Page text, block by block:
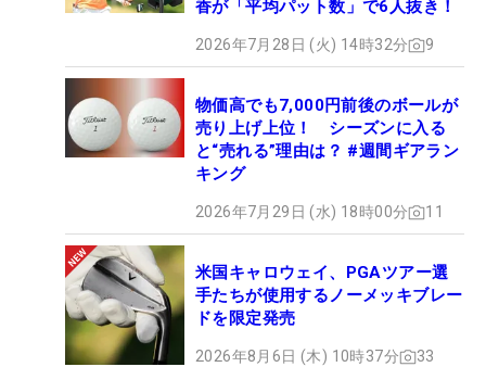
香が「平均パット数」で6人抜き！
2026年7月28日 (火) 14時32分 9
物価高でも7,000円前後のボールが
売り上げ上位！ シーズンに入る
と“売れる”理由は？ #週間ギアラン
キング
2026年7月29日 (水) 18時00分 11
米国キャロウェイ、PGAツアー選
手たちが使用するノーメッキブレー
ドを限定発売
2026年8月6日 (木) 10時37分 33